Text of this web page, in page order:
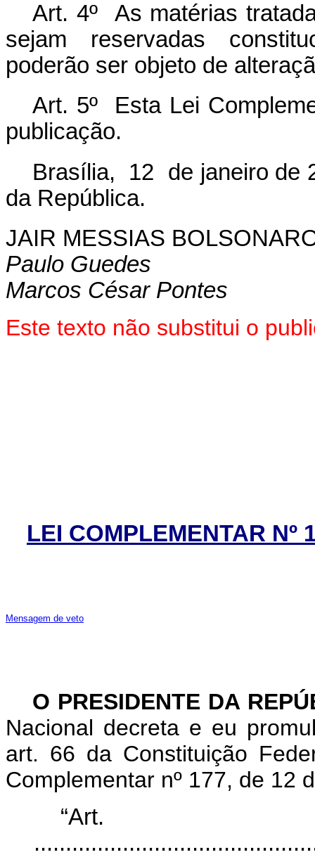
Art. 4º As matérias
sejam reservadas
poderão ser objeto de
Art. 5º Esta Lei
publicação.
Brasília, 12 de janeiro de
da República.
JAIR MESSIAS
Paulo Guedes
Marcos César Pontes
Este texto não substitui o
LEI COMPLEMENTAR Nº
Mensagem de veto
O PRESIDENTE DA
Nacional decreta e eu
art. 66 da Constituição
Complementar nº 177, de 12